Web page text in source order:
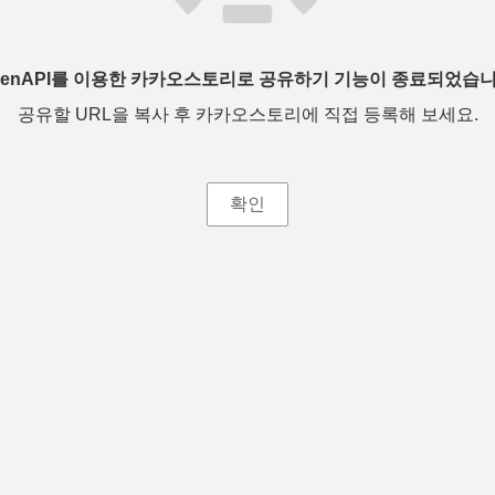
를 이용한 카카오스토리로 공유하기 기능이 종료되었습
공유할 URL을 복사 후 카카오스토리에 직접 등록해 보세요.
확인